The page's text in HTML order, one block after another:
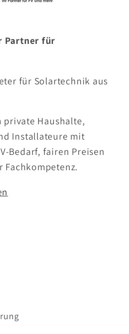
Partner für
für Solartechnik aus
private Haushalte,
Installateure mit
Bedarf, fairen Preisen